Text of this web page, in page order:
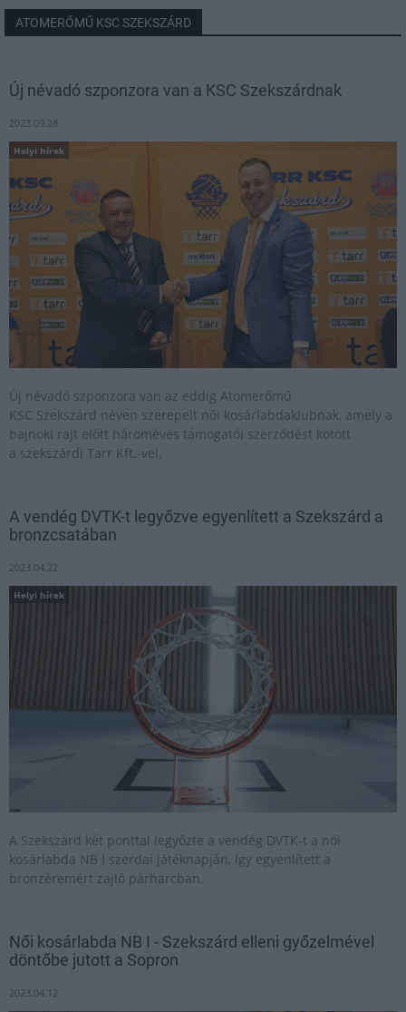
ATOMERŐMŰ KSC SZEKSZÁRD
Új névadó szponzora van a KSC Szekszárdnak
2023.09.28
Helyi hírek
Új névadó szponzora van az eddig Atomerőmű
KSC Szekszárd néven szerepelt női kosárlabdaklubnak, amely a
bajnoki rajt előtt hároméves támogatói szerződést kötött
a szekszárdi Tarr Kft.-vel.
A vendég DVTK-t legyőzve egyenlített a Szekszárd a
bronzcsatában
2023.04.22
Helyi hírek
A Szekszárd két ponttal legyőzte a vendég DVTK-t a női
kosárlabda NB I szerdai játéknapján, így egyenlített a
bronzéremért zajló párharcban.
Női kosárlabda NB I - Szekszárd elleni győzelmével
döntőbe jutott a Sopron
2023.04.12